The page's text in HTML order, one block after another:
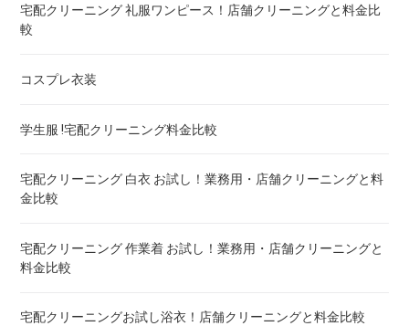
の違いも
トゥルースリーパー マットレスのクリーニング ! どこがいい
ウェイトブランケットの洗い方 ! 洗えないタイプの対処法も
重い布団の洗い方 ! 洗えないタイプの対処法も
宅配クリーニング 礼服ワンピース！店舗クリーニングと料金比
較
コスプレ衣装
学生服 !宅配クリーニング料金比較
宅配クリーニング 白衣 お試し！業務用・店舗クリーニングと料
金比較
宅配クリーニング 作業着 お試し！業務用・店舗クリーニングと
料金比較
宅配クリーニングお試し浴衣！店舗クリーニングと料金比較